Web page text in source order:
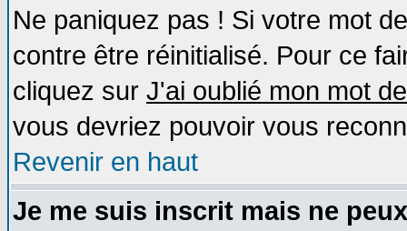
Ne paniquez pas ! Si votre mot
contre être réinitialisé. Pour ce
cliquez sur J'ai oublié mon mot
vous devriez pouvoir vous
Revenir en haut
Je me suis inscrit mais ne